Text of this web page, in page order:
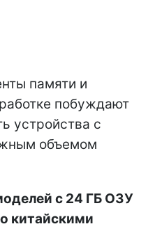
памяти и
побуждают
устройства с
объемом
с 24 ГБ ОЗУ
китайскими